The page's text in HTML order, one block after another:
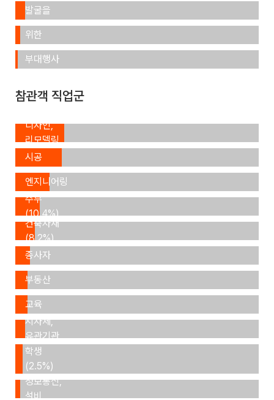
(7.5%)
발굴을
위해
(4.2%)
전시회
참가를
위한
사전
조사
세미나,
포럼 등
부대행사
(0.9%)
참관객 직업군
디자인,
리모델링
(20.0%)
건설,
시공
(18.5%)
설계,
엔지니어링
(14.3%)
주부
(10.4%)
건축자재
(8.2%)
타 업계
종사자
(5.8%)
건물관리,
부동산
(4.8%)
연구,
교육
(2.9%)
정부기관,
지자체,
유관기관
(2.8%)
학생
(2.5%)
ICT,
정보통신,
설비